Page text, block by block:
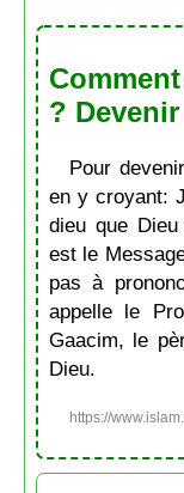
?
Pour
en y croyant:
dieu que
est le
pas à
appelle le
Gaacim, le
Dieu.
https://